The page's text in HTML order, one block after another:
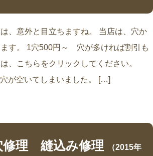
、意外と目立ちますね。 当店は、穴か
す。 1穴500円～ 穴が多ければ割引も
、こちらをクリックしてください。
が空いてしまいました。 […]
理 縫込み修理 （2015年